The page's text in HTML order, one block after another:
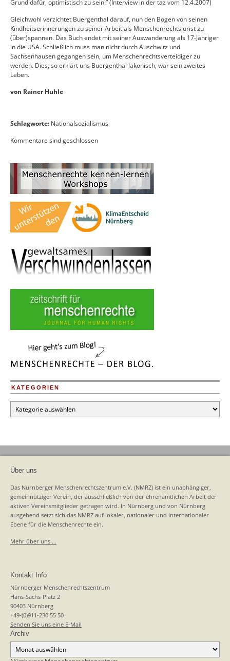
Grund dafür, optimistisch zu sein.” (Interview in der taz vom 12.4.2007)
Gleichwohl verzichtet Buergenthal darauf, nun den Bogen von seinen
Kindheitserinnerungen zu seiner Arbeit als Menschenrechtsjurist zu
(über)spannen. Das Buch endet mit seiner Auswanderung als 17-Jähriger
in die USA. Schließlich muss man nicht durch Auschwitz und
Sachsenhausen gegangen sein, um Menschenrechtsverteidiger zu
werden. Dies, so erklärt uns Buergenthal lakonisch, war sein zweites
Leben.
von Rainer Huhle
Schlagworte: Nationalsozialismus
Kommentare sind geschlossen
KATEGORIEN
Kategorien
Über uns
Das Nürnberger Menschenrechtszentrum e.V. (NMRZ) ist ein unabhängiger,
gemeinnütziger Verein, der ausschließlich von der ehrenamtlichen Arbeit der
aktiven Vereinsmitglieder getragen wird. In Nürnberg und von Nürnberg
ausgehend setzt sich das NMRZ auf lokaler, nationaler und internationaler
Ebene für die Menschenrechte ein.
Mehr über uns …
Kontakt Info
Nürnberger Menschenrechtszentrum
Hans-Sachs-Platz 2
90403 Nürnberg
+49-(0)911-230 55 50
Senden Sie uns eine E-Mail
Archiv